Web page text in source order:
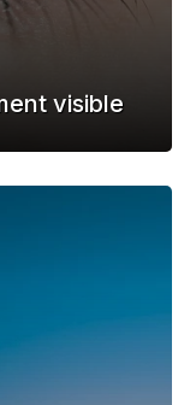
visible